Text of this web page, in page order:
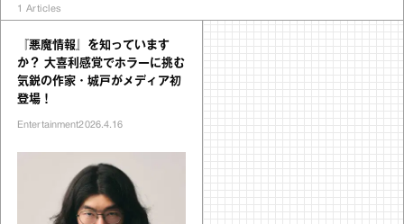
1 Articles
『悪魔情報』を知っています
か？ 大喜利感覚でホラーに挑む
気鋭の作家・城戸がメディア初
登場！
Entertainment2026.4.16